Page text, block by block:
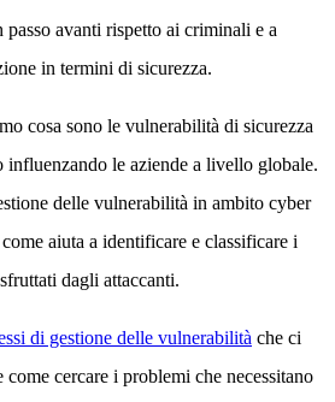
passo avanti rispetto ai criminali e a
in termini di sicurezza.
cosa sono le vulnerabilità di sicurezza
influenzando le aziende a livello globale.
delle vulnerabilità in ambito cyber
aiuta a identificare e classificare i
dagli attaccanti.
di gestione delle vulnerabilità che ci
come cercare i problemi che necessitano